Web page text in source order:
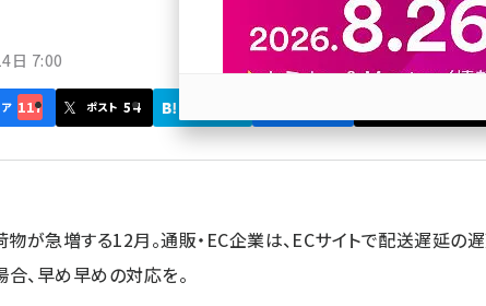
日 7:00
117 ポスト 54
物が急増する12月。通販・EC企業は、ECサイトで配送遅延の
、早め早めの対応を。
参加登録はこちら↑